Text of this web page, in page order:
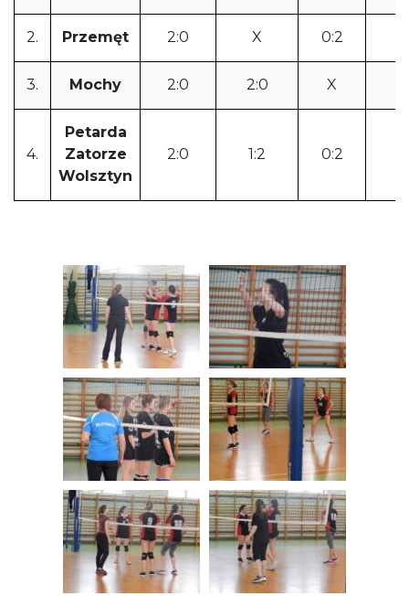
2. Przemęt 2:0 X 0:2
3. Mochy 2:0 2:0 X
4.
Petarda
Zatorze
Wolsztyn
2:0 1:2 0:2